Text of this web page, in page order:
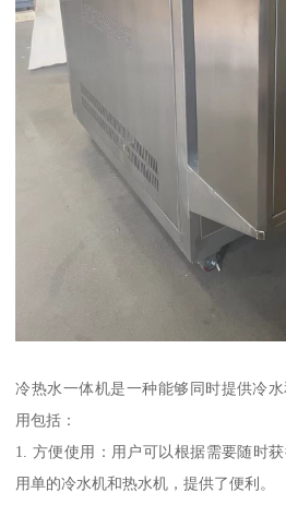
冷热水一体机是一种能够同时提供冷
用包括：
1. 方便使用：用户可以根据需要随时
用单的冷水机和热水机，提供了便利。